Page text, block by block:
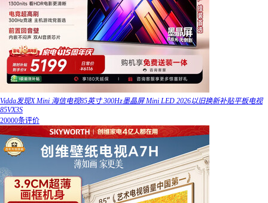
Vidda发现X Mini 海信电视85英寸 300Hz墨晶屏 Mini LED 2026以旧换新补贴平板电视
85VX3S
20000条评价